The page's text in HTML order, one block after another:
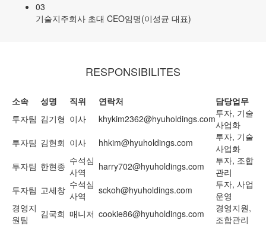
03
기술지주회사 초대 CEO임명(이성균 대표)
RESPONSIBILITES
소속 성명 직위 연락처
담당업무
투자팀 김기형 이사 khykim2362@hyuholdings.com투자, 기술
사업화
투자팀 김현회 이사 hhkim@hyuholdings.com
투자, 기술
사업화
투자팀 한현종 수석심
사역
harry702@hyuholdings.com
투자, 조합
관리
투자팀 고세창 수석심
사역
sckoh@hyuholdings.com
투자, 사업
운영
경영지
원팀
김국희 매니저 cookie86@hyuholdings.com
경영지원,
조합관리